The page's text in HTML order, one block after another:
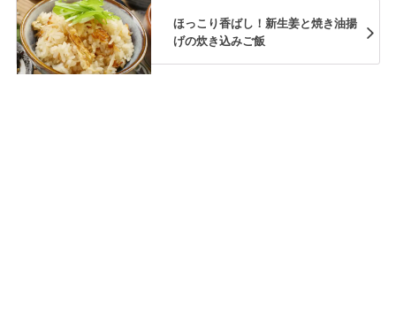
ほっこり香ばし！新生姜と焼き油揚
げの炊き込みご飯